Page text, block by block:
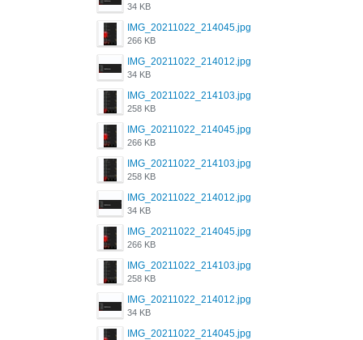
34 KB
IMG_20211022_214045.jpg
266 KB
IMG_20211022_214012.jpg
34 KB
IMG_20211022_214103.jpg
258 KB
IMG_20211022_214045.jpg
266 KB
IMG_20211022_214103.jpg
258 KB
IMG_20211022_214012.jpg
34 KB
IMG_20211022_214045.jpg
266 KB
IMG_20211022_214103.jpg
258 KB
IMG_20211022_214012.jpg
34 KB
IMG_20211022_214045.jpg